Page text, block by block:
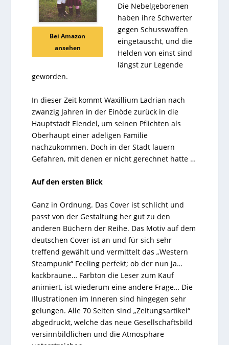
Bei Amazon
ansehen
Die Nebelgeborenen
haben ihre Schwerter
gegen Schusswaffen
eingetauscht, und die
Helden von einst sind
längst zur Legende
geworden.
In dieser Zeit kommt Waxillium Ladrian nach
zwanzig Jahren in der Einöde zurück in die
Hauptstadt Elendel, um seinen Pflichten als
Oberhaupt einer adeligen Familie
nachzukommen. Doch in der Stadt lauern
Gefahren, mit denen er nicht gerechnet hatte …
Auf den ersten Blick
Ganz in Ordnung. Das Cover ist schlicht und
passt von der Gestaltung her gut zu den
anderen Büchern der Reihe. Das Motiv auf dem
deutschen Cover ist an und für sich sehr
treffend gewählt und vermittelt das „Western
Steampunk“ Feeling perfekt; ob der nun ja…
kackbraune… Farbton die Leser zum Kauf
animiert, ist wiederum eine andere Frage… Die
Illustrationen im Inneren sind hingegen sehr
gelungen. Alle 70 Seiten sind „Zeitungsartikel“
abgedruckt, welche das neue Gesellschaftsbild
versinnbildlichen und die Atmosphäre